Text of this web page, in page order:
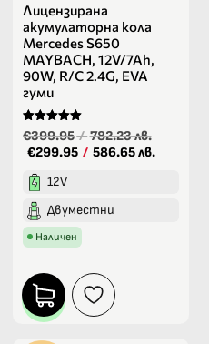
Лицензирана
акумулаторна кола
Mercedes S650
MAYBACH, 12V/7Ah,
90W, R/C 2.4G, EVA
гуми
Оценено на
5.00
от 5
€399.95/782.23 лв.
€299.95 / 586.65 лв.
12V
Двуместни
Наличен